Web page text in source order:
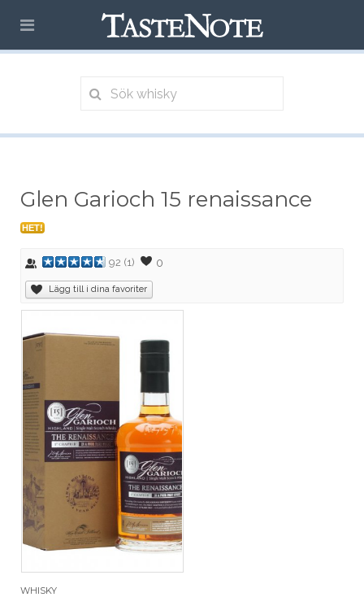
Glen Garioch 15 renaissance
HET!
92 (1) 0
Lägg till i dina favoriter
WHISKY